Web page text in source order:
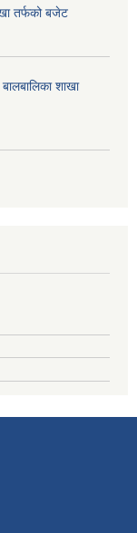
तर्फको बजेट
शाखा